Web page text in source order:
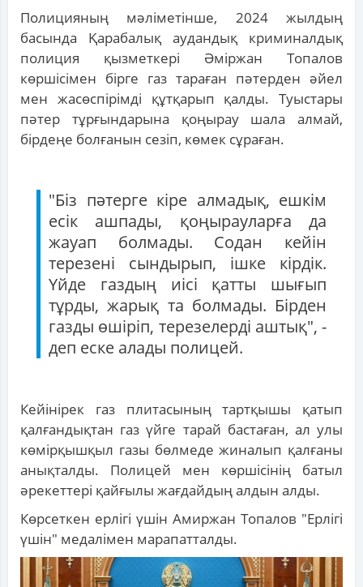
Полицияның мәліметінше, 2024 жылдың
басында Қарабалық аудандық криминалдық
полиция қызметкері Әміржан Топалов
көршісімен бірге газ тараған пәтерден әйел
мен жасөспірімді құтқарып қалды. Туыстары
пәтер тұрғындарына қоңырау шала алмай,
бірдеңе болғанын сезіп, көмек сұраған.
"Біз пәтерге кіре алмадық, ешкім
есік ашпады, қоңырауларға да
жауап болмады. Содан кейін
терезені сындырып, ішке кірдік.
Үйде газдың иісі қатты шығып
тұрды, жарық та болмады. Бірден
газды өшіріп, терезелерді аштық", -
деп еске алады полицей.
Кейінірек газ плитасының тартқышы қатып
қалғандықтан газ үйге тарай бастаған, ал улы
көмірқышқыл газы бөлмеде жиналып қалғаны
анықталды. Полицей мен көршісінің батыл
әрекеттері қайғылы жағдайдың алдын алды.
Көрсеткен ерлігі үшін Амиржан Топалов "Ерлігі
үшін" медалімен марапатталды.